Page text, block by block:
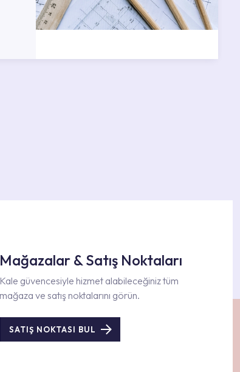
Mağazalar & Satış Noktaları
Kale güvencesiyle hizmet alabileceğiniz tüm
mağaza ve satış noktalarını görün.
SATIŞ NOKTASI BUL